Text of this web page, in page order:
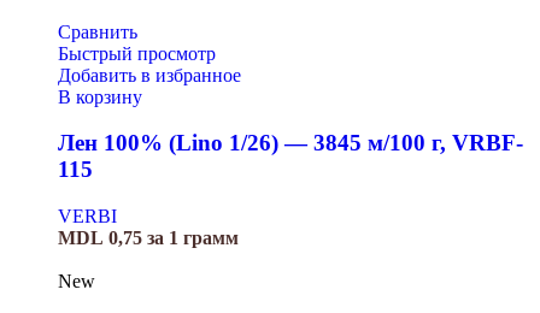
Сравнить
Быстрый просмотр
Добавить в избранное
В корзину
Лен 100% (Lino 1/26) — 3845 м/100 г, VRBF-
115
VERBI
MDL 0,75 за 1 грамм
New